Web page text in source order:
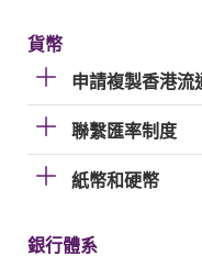
貨幣
申請複製香港流
聯繫匯率制度
紙幣和硬幣
銀行體系